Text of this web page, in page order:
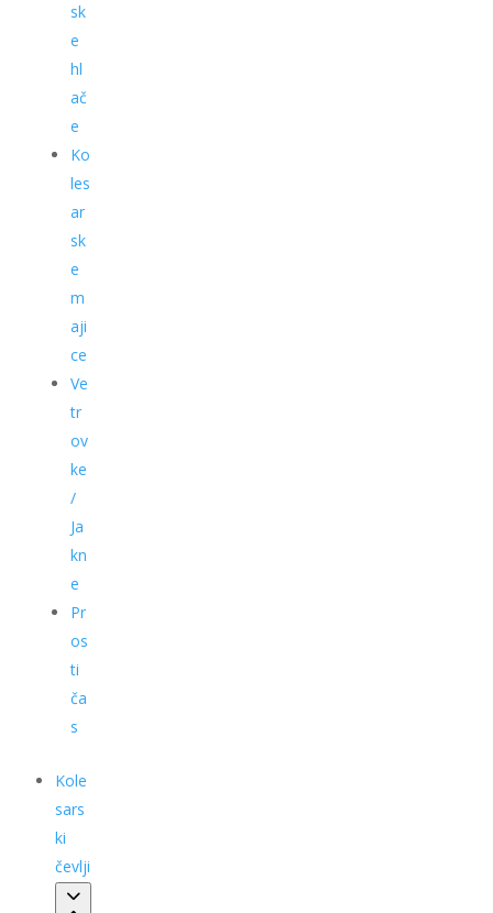
sk
e
hl
ač
e
Ko
les
ar
sk
e
m
aji
ce
Ve
tr
ov
ke
/
Ja
kn
e
Pr
os
ti
ča
s
Kole
sars
ki
čevlji